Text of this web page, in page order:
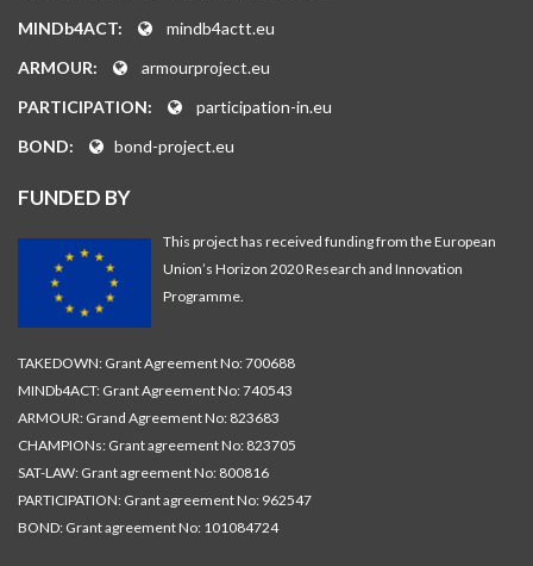
MINDb4ACT:
mindb4actt.eu
ARMOUR:
armourproject.eu
PARTICIPATION:
participation-in.eu
BOND:
bond-project.eu
FUNDED BY
This project has received funding from the European
Union’s Horizon 2020 Research and Innovation
Programme.
TAKEDOWN: Grant Agreement No: 700688
MINDb4ACT: Grant Agreement No: 740543
ARMOUR: Grand Agreement No: 823683
CHAMPIONs: Grant agreement No: 823705
SAT-LAW: Grant agreement No: 800816
PARTICIPATION: Grant agreement No: 962547
BOND: Grant agreement No: 101084724